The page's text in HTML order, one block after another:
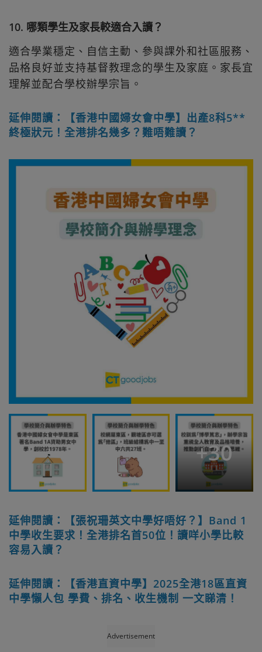
10. 哪類學生及家長較適合入讀？
適合學業穩定、自信主動、參與課外和社區服務、
品格良好並支持基督教理念的學生及家庭。家長宜
理解並配合學校辦學宗旨。
延伸閱讀：【香港中國婦女會中學】出產8科5**
終極狀元！全港排名幾多？難唔難讀？
+30
延伸閱讀：【張祝珊英文中學好唔好？】Band 1
中學收生要求！全港排名首50位！讀咩小學比較
容易入讀？
延伸閱讀：【香港直資中學】2025全港18區直資
中學懶人包 學費、排名、收生機制 一文睇清！
Advertisement